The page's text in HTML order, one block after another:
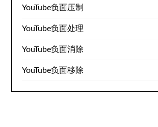
YouTube负面压制
YouTube负面处理
YouTube负面消除
YouTube负面移除